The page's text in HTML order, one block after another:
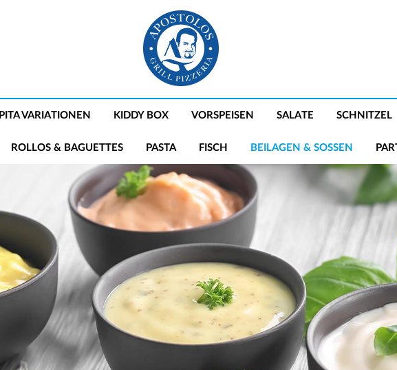
PITA VARIATIONEN KIDDY BOX VORSPEISEN SALATE SCHNITZEL
ROLLOS & BAGUETTES PASTA FISCH BEILAGEN & SOSSEN